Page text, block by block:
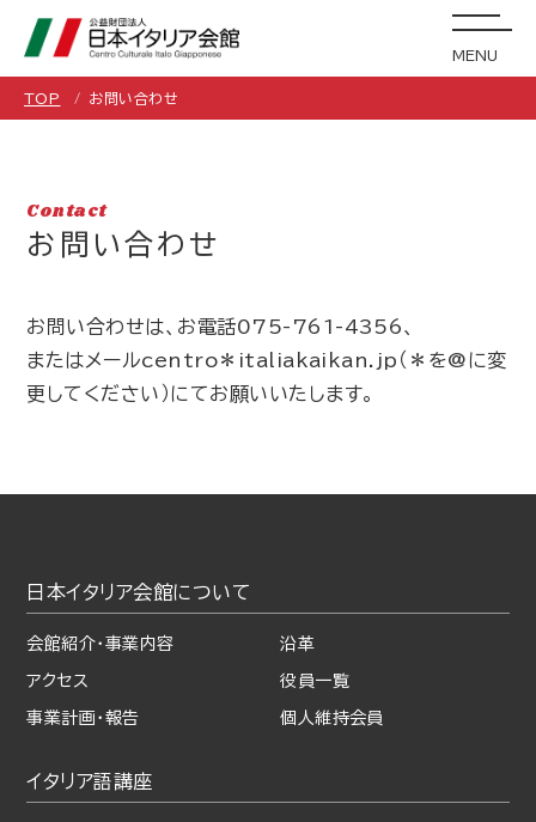
MENU
TOP お問い合わせ
Contact
お問い合わせ
お問い合わせは、お電話075-761-4356、
またはメールcentro＊italiakaikan.jp（＊を@に変
更してください）にてお願いいたします。
日本イタリア会館について
会館紹介・事業内容 沿革
アクセス 役員一覧
事業計画・報告 個人維持会員
イタリア語講座